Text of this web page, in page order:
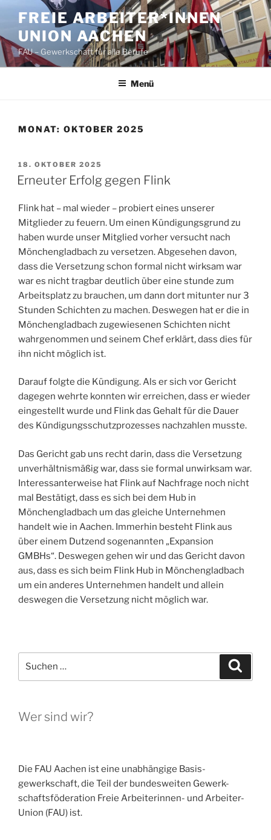
Inhalt
springen
FREIE ARBEITER*INNEN
UNION AACHEN
FAU – Gewerkschaft für alle Berufe
Menü
MONAT: OKTOBER 2025
VERÖFFENTLICHT
AM
18. OKTOBER 2025
Erneuter Erfolg gegen Flink
Flink hat – mal wieder – probiert eines unserer
Mitglieder zu feuern. Um einen Kündigungsgrund zu
haben wurde unser Mitglied vorher versucht nach
Mönchengladbach zu versetzen. Abgesehen davon,
dass die Versetzung schon formal nicht wirksam war
war es nicht tragbar deutlich über eine stunde zum
Arbeitsplatz zu brauchen, um dann dort mitunter nur 3
Stunden Schichten zu machen. Deswegen hat er die in
Mönchengladbach zugewiesenen Schichten nicht
wahrgenommen und seinem Chef erklärt, dass dies für
ihn nicht möglich ist.
Darauf folgte die Kündigung. Als er sich vor Gericht
dagegen wehrte konnten wir erreichen, dass er wieder
eingestellt wurde und Flink das Gehalt für die Dauer
des Kündigungsschutzprozesses nachzahlen musste.
Das Gericht gab uns recht darin, dass die Versetzung
unverhältnismäßig war, dass sie formal unwirksam war.
Interessanterweise hat Flink auf Nachfrage noch nicht
mal Bestätigt, dass es sich bei dem Hub in
Mönchengladbach um das gleiche Unternehmen
handelt wie in Aachen. Immerhin besteht Flink aus
über einem Dutzend sogenannten „Expansion
GMBHs“. Deswegen gehen wir und das Gericht davon
aus, dass es sich beim Flink Hub in Mönchengladbach
um ein anderes Unternehmen handelt und allein
deswegen die Versetzung nicht möglich war.
nach:
Wer sind wir?
Die FAU Aachen ist eine un­abhängige Basis­
gewerkschaft, die Teil der bundesweiten Gewerk-
schaftsföderation Freie Arbeiterinnen- und Arbeiter-
Union (FAU) ist.